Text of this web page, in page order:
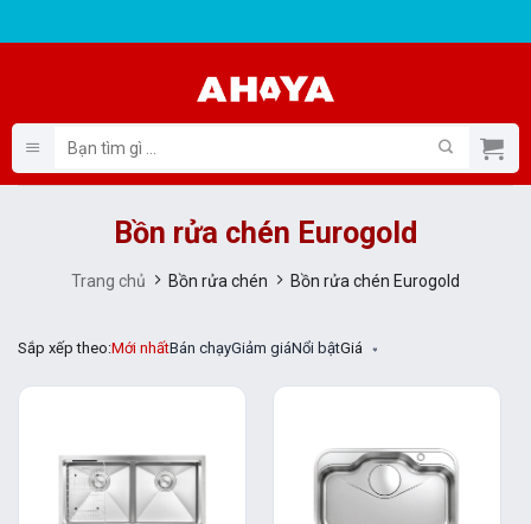
kiếm:
Bồn rửa chén Eurogold
Trang chủ Bồn rửa chén Bồn rửa chén Eurogold
Sắp xếp theo:Mới nhấtBán chạyGiảm giáNổi bậtGiá